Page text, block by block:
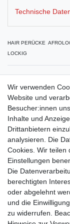
Technische
HAIR PERÜCKE
LOCKIG
Shop
Zahlungs- und
Warenkorb
Kasse
Mein Konto
Kontakt
Facebook
Wir verwenden
Website und
Besucher:innen
Inhalte und
Drittanbietern
analysieren. Die
Cookies. Wir teilen
Einstellungen
Die
berechtigten
oder abgelehnt
und die
zu widerrufen.